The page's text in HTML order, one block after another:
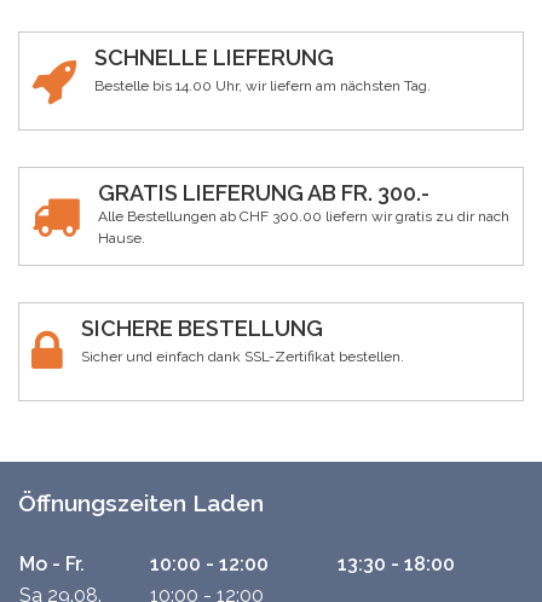
SCHNELLE LIEFERUNG
Bestelle bis 14.00 Uhr, wir liefern am nächsten Tag.
GRATIS LIEFERUNG AB FR. 300.-
Alle Bestellungen ab CHF 300.00 liefern wir gratis zu dir nach
Hause.
SICHERE BESTELLUNG
Sicher und einfach dank SSL-Zertifikat bestellen.
Öffnungszeiten Laden
Mo - Fr. 10:00 - 12:00
13:30 - 18:00
Sa 29.08.
10:00 - 12:00